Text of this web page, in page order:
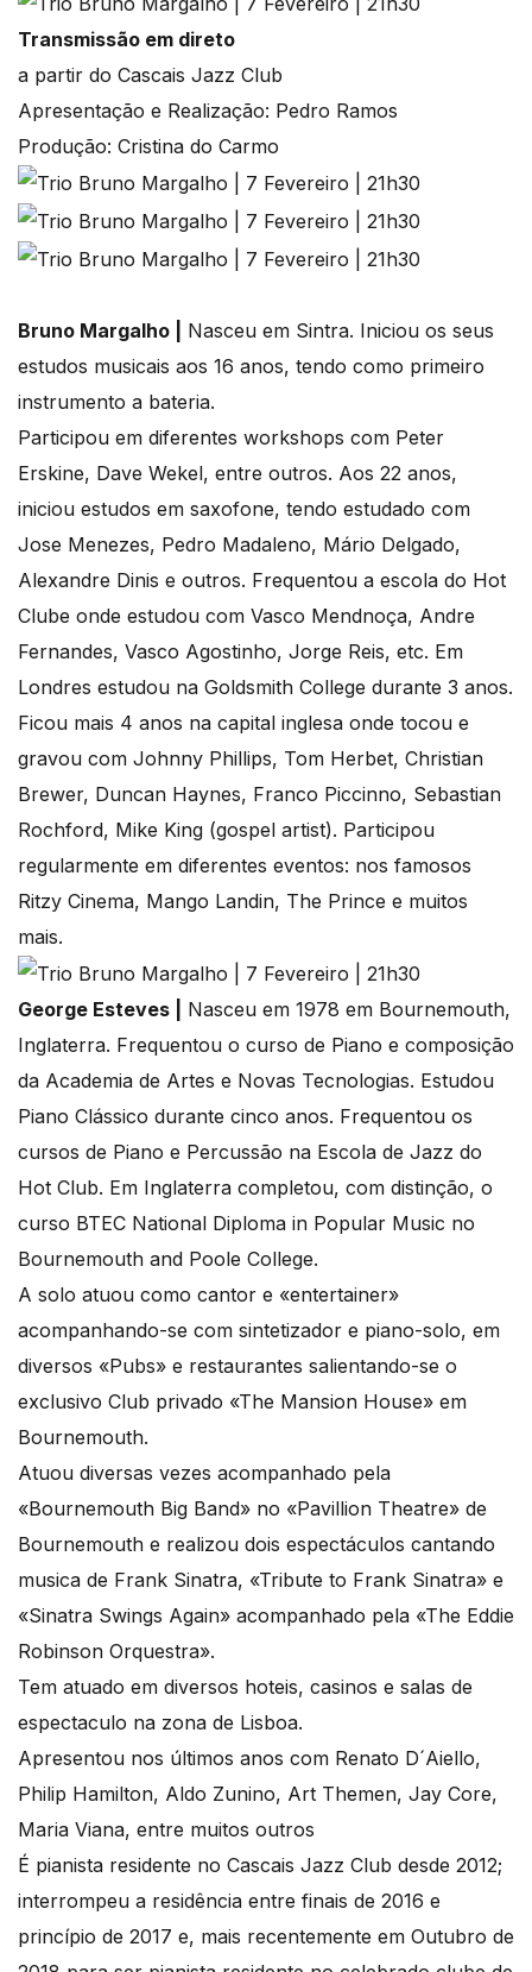
Transmissão em direto
a partir do Cascais Jazz Club
Apresentação e Realização: Pedro Ramos
Produção: Cristina do Carmo
Bruno Margalho |
Nasceu em Sintra. Iniciou os seus
estudos musicais aos 16 anos, tendo como primeiro
instrumento a bateria.
Participou em diferentes workshops com Peter
Erskine, Dave Wekel, entre outros. Aos 22 anos,
iniciou estudos em saxofone, tendo estudado com
Jose Menezes, Pedro Madaleno, Mário Delgado,
Alexandre Dinis e outros. Frequentou a escola do Hot
Clube onde estudou com Vasco Mendnoça, Andre
Fernandes, Vasco Agostinho, Jorge Reis, etc. Em
Londres estudou na Goldsmith College durante 3 anos.
Ficou mais 4 anos na capital inglesa onde tocou e
gravou com Johnny Phillips, Tom Herbet, Christian
Brewer, Duncan Haynes, Franco Piccinno, Sebastian
Rochford, Mike King (gospel artist). Participou
regularmente em diferentes eventos: nos famosos
Ritzy Cinema, Mango Landin, The Prince e muitos
mais.
George Esteves |
Nasceu em 1978 em Bournemouth,
Inglaterra. Frequentou o curso de Piano e composição
da Academia de Artes e Novas Tecnologias. Estudou
Piano Clássico durante cinco anos. Frequentou os
cursos de Piano e Percussão na Escola de Jazz do
Hot Club. Em Inglaterra completou, com distinção, o
curso BTEC National Diploma in Popular Music no
Bournemouth and Poole College.
A solo atuou como cantor e «entertainer»
acompanhando-se com sintetizador e piano-solo, em
diversos «Pubs» e restaurantes salientando-se o
exclusivo Club privado «The Mansion House» em
Bournemouth.
Atuou diversas vezes acompanhado pela
«Bournemouth Big Band» no «Pavillion Theatre» de
Bournemouth e realizou dois espectáculos cantando
musica de Frank Sinatra, «Tribute to Frank Sinatra» e
«Sinatra Swings Again» acompanhado pela «The Eddie
Robinson Orquestra».
Tem atuado em diversos hoteis, casinos e salas de
espectaculo na zona de Lisboa.
Apresentou nos últimos anos com Renato D´Aiello,
Philip Hamilton, Aldo Zunino, Art Themen, Jay Core,
Maria Viana, entre muitos outros
É pianista residente no Cascais Jazz Club desde 2012;
interrompeu a residência entre finais de 2016 e
princípio de 2017 e, mais recentemente em Outubro de